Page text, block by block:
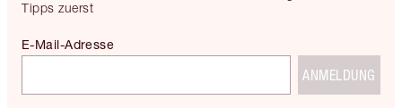
Tipps zuerst
E-Mail-Adresse
ANMELDUNG